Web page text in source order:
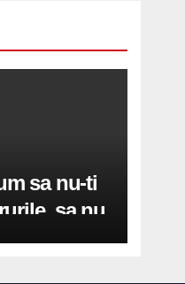
sa nu-ti
sa nu
sau sa